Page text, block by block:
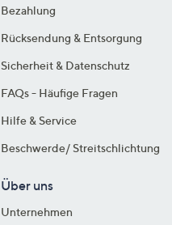
Bezahlung
Rücksendung & Entsorgung
Sicherheit & Datenschutz
FAQs - Häufige Fragen
Hilfe & Service
Beschwerde/ Streitschlichtung
Über uns
Unternehmen